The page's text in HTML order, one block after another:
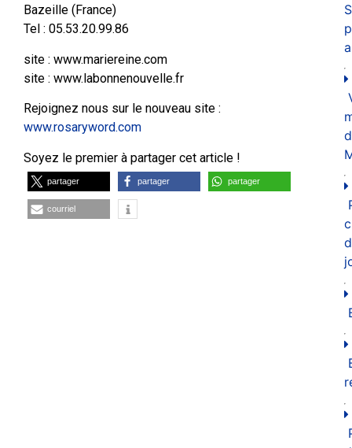
Bazeille (France)
Tel : 05.53.20.99.86
site : www.mariereine.com
site : www.labonnenouvelle.fr
Rejoignez nous sur le nouveau site :
www.rosaryword.com
Soyez le premier à partager cet article !
partager partager partager
courriel